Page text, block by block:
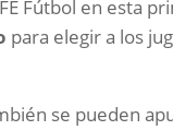
Fútbol en esta
para elegir a los
se pueden